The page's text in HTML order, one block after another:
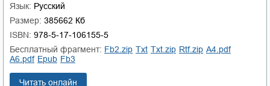
Язык: Русский
Размер: 385662 Кб
ISBN: 978-5-17-106155-5
Бесплатный фрагмент:
fb2.zip txt txt.zip rtf.zip
a4.pdf
a6.pdf
epub fb3
Читать онлайн